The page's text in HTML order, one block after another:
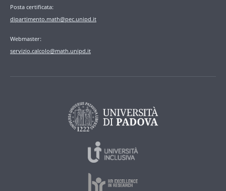
Posta certificata:
dipartimento.math@pec.unipd.it
Webmaster:
servizio.calcolo@math.unipd.it